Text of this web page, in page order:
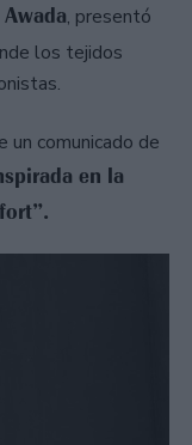
Awada, presentó
los tejidos
un comunicado de
en la